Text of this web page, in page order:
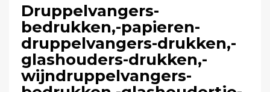
Druppelvangers-
bedrukken,-papieren-
druppelvangers-drukken,-
glashouders-drukken,-
wijndruppelvangers-